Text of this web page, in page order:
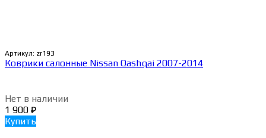
Артикул: zr193
Коврики салонные Nissan Qashqai 2007-2014
Нет в наличии
1 900 ₽
Купить